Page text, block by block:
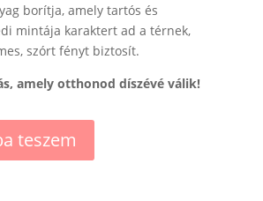
borítja, amely tartós és
mintája karaktert ad a térnek,
szórt fényt biztosít.
amely otthonod díszévé válik!
teszem